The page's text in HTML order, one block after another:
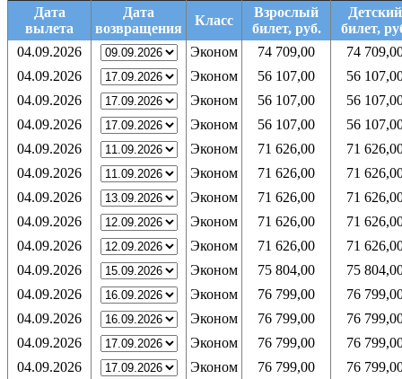
Дата
вылета
Дата
возвращения
Класс
Взрослый
билет, руб.
Детский
билет,
04.09.2026
Эконом 74 709,00
74
04.09.2026
Эконом 56 107,00
56
04.09.2026
Эконом 56 107,00
56
04.09.2026
Эконом 56 107,00
56
04.09.2026
Эконом 71 626,00
71
04.09.2026
Эконом 71 626,00
71
04.09.2026
Эконом 71 626,00
71
04.09.2026
Эконом 71 626,00
71
04.09.2026
Эконом 71 626,00
71
04.09.2026
Эконом 75 804,00
75
04.09.2026
Эконом 76 799,00
76
04.09.2026
Эконом 76 799,00
76
04.09.2026
Эконом 76 799,00
76
04.09.2026
Эконом 76 799,00
76